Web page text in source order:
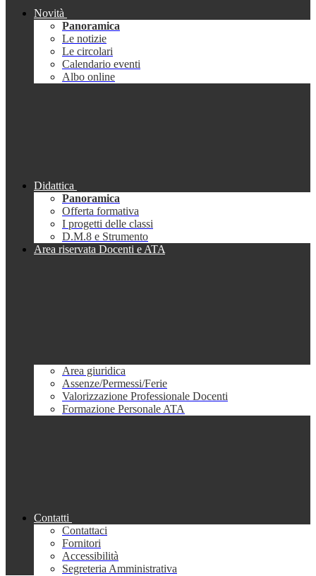
Novità
Panoramica
Le notizie
Le circolari
Calendario eventi
Albo online
Didattica
Panoramica
Offerta formativa
I progetti delle classi
D.M.8 e Strumento
Area riservata Docenti e ATA
Area giuridica
Assenze/Permessi/Ferie
Valorizzazione Professionale Docenti
Formazione Personale ATA
Contatti
Contattaci
Fornitori
Accessibilità
Segreteria Amministrativa